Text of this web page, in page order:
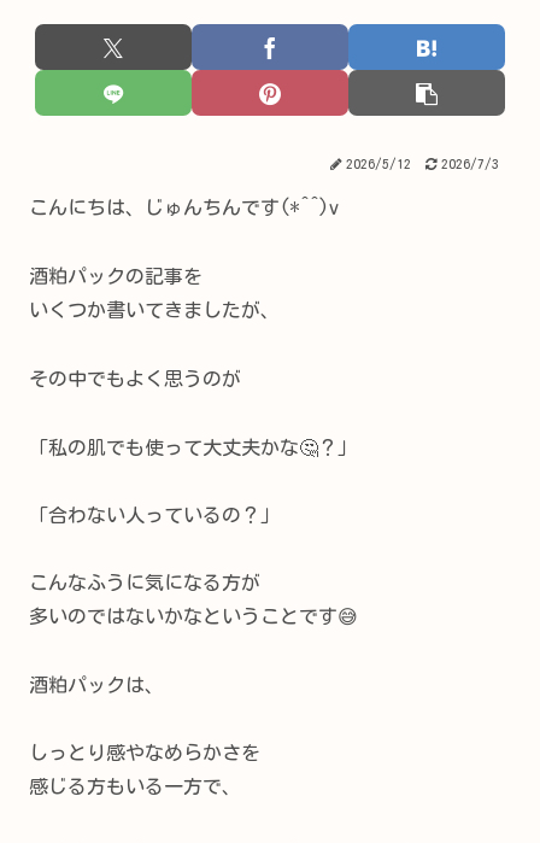
2026/5/12 2026/7/3
こんにちは、じゅんちんです(*^^)v
酒粕パックの記事を
いくつか書いてきましたが、
その中でもよく思うのが
「私の肌でも使って大丈夫かな🤔？」
「合わない人っているの？」
こんなふうに気になる方が
多いのではないかなということです😅
酒粕パックは、
しっとり感やなめらかさを
感じる方もいる一方で、